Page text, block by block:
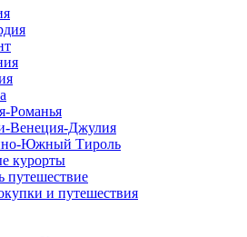
Романья
Венеция-Джулия
Южный Тироль
курорты
путешествие
и путешествия